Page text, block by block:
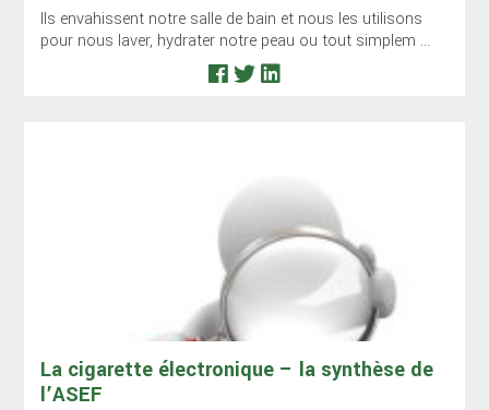
Ils envahissent notre salle de bain et nous les utilisons
pour nous laver, hydrater notre peau ou tout simplem ...
La cigarette électronique – la synthèse de
l’ASEF